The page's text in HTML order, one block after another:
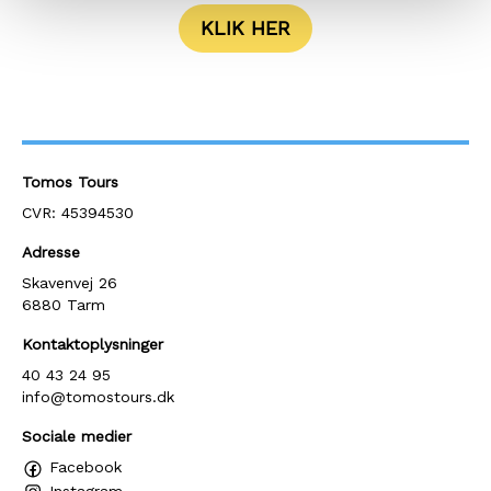
KLIK HER
Tomos Tours
CVR: 45394530
Adresse
Skavenvej 26
6880 Tarm
Kontaktoplysninger
40 43 24 95
info@tomostours.dk
Sociale medier
Facebook